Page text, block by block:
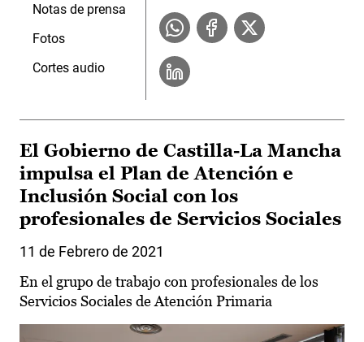
Notas de prensa
Fotos
Cortes audio
El Gobierno de Castilla-La Mancha
impulsa el Plan de Atención e
Inclusión Social con los
profesionales de Servicios Sociales
11 de Febrero de 2021
En el grupo de trabajo con profesionales de los
Servicios Sociales de Atención Primaria